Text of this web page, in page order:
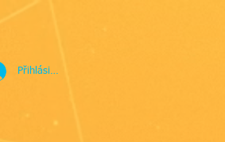
Přihlásit se